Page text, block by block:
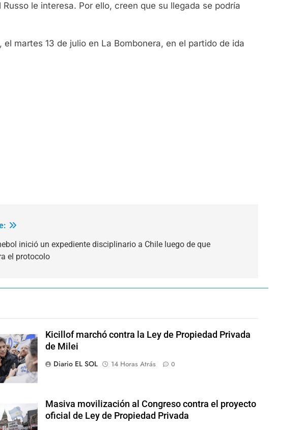
le interesa. Por ello, creen que su llegada se podría
martes 13 de julio en La Bombonera, en el partido de ida
inició un expediente disciplinario a Chile luego de que
el protocolo
Kicillof marchó contra la Ley de Propiedad Privada
de Milei
Diario EL SOL
14 Horas Atrás 0
Masiva movilización al Congreso contra el proyecto
oficial de Ley de Propiedad Privada